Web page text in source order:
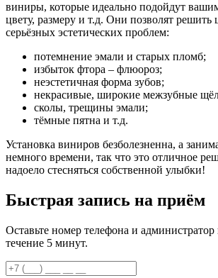
виниры, которые идеально подойдут
цвету, размеру и т.д. Они позволят решить
серьёзных эстетических проблем:
потемнение эмали и старых пломб;
избыток фтора – флюороз;
неэстетичная форма зубов;
некрасивые, широкие межзубные
сколы, трещины эмали;
тёмные пятна и т.д.
Установка виниров безболезненна, а
немного времени, так что это отличное
надоело стесняться собственной улыбки!
Быстрая запись на приём
Оставьте номер телефона и
течение 5 минут.